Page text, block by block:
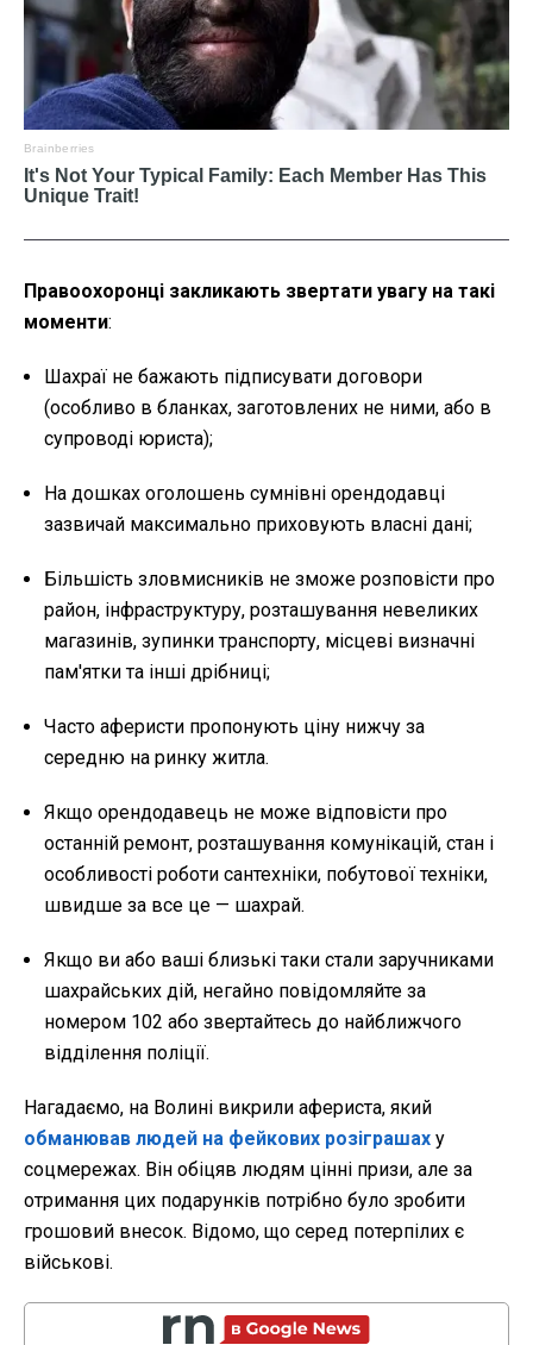
Правоохоронці закликають звертати увагу на такі
моменти:
Шахраї не бажають підписувати договори
(особливо в бланках, заготовлених не ними, або в
супроводі юриста);
На дошках оголошень сумнівні орендодавці
зазвичай максимально приховують власні дані;
Більшість зловмисників не зможе розповісти про
район, інфраструктуру, розташування невеликих
магазинів, зупинки транспорту, місцеві визначні
пам'ятки та інші дрібниці;
Часто аферисти пропонують ціну нижчу за
середню на ринку житла.
Якщо орендодавець не може відповісти про
останній ремонт, розташування комунікацій, стан і
особливості роботи сантехніки, побутової техніки,
швидше за все це — шахрай.
Якщо ви або ваші близькі таки стали заручниками
шахрайських дій, негайно повідомляйте за
номером 102 або звертайтесь до найближчого
відділення поліції.
Нагадаємо, на Волині викрили афериста, який
обманював людей на фейкових розіграшах у
соцмережах. Він обіцяв людям цінні призи, але за
отримання цих подарунків потрібно було зробити
грошовий внесок. Відомо, що серед потерпілих є
військові.